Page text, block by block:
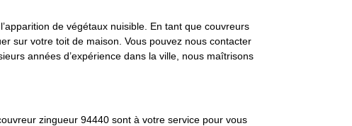
de végétaux nuisible. En tant que couvreurs
sur votre toit de maison. Vous pouvez nous contacter
années d’expérience dans la ville, nous maîtrisons
zingueur 94440 sont à votre service pour vous